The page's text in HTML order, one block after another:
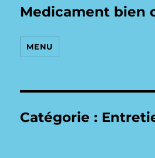
Medicament bien
MENU
Catégorie :